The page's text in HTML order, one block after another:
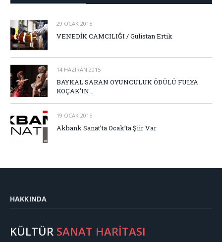
29 OCAK 2015
VENEDİK CAMCILIĞI / Gülistan Ertik
14 HAZIRAN 2015
BAYKAL SARAN OYUNCULUK ÖDÜLÜ FULYA
KOÇAK’IN…
19 OCAK 2015
Akbank Sanat’ta Ocak’ta Şiir Var
HAKKINDA
KÜLTÜR SANAT HARİTASI